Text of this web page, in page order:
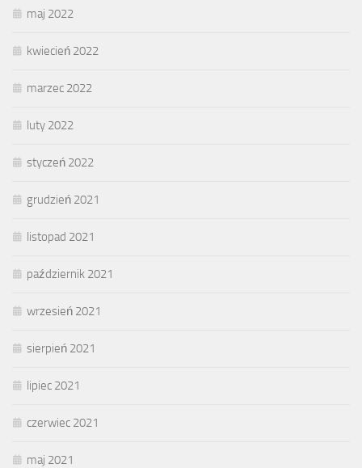
maj 2022
kwiecień 2022
marzec 2022
luty 2022
styczeń 2022
grudzień 2021
listopad 2021
październik 2021
wrzesień 2021
sierpień 2021
lipiec 2021
czerwiec 2021
maj 2021